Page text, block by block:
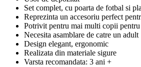
Set complet, cu poarta de fotbal si
Reprezinta un accesoriu perfect
Potrivit pentru mai multi copii pentru
Necesita asamblare de catre un adult
Design elegant, ergonomic
Realizata din materiale sigure
Varsta recomandata: 3 ani +